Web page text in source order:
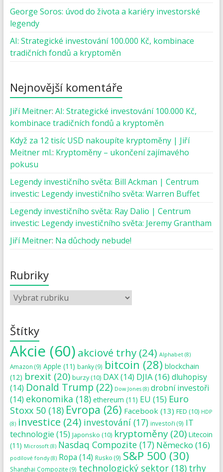
George Soros: úvod do života a kariéry investorské
legendy
AI: Strategické investování 100.000 Kč, kombinace
tradičních fondů a kryptoměn
Nejnovější komentáře
Jiří Meitner: AI: Strategické investování 100.000 Kč,
kombinace tradičních fondů a kryptoměn
Když za 12 tisíc USD nakoupíte kryptoměny | Jiří
Meitner ml.: Kryptoměny – ukončení zajímavého
pokusu
Legendy investičního světa: Bill Ackman | Centrum
investic: Legendy investičního světa: Warren Buffet
Legendy investičního světa: Ray Dalio | Centrum
investic: Legendy investičního světa: Jeremy Grantham
Jiří Meitner: Na důchody nebude!
Rubriky
Štítky
Akcie (60) akciové trhy(24) Alphabet(8)
Amazon (9) Apple (11) banky(9) bitcoin (28) blockchain
(12) brexit (20) burzy(10) DAX(14) DJIA(16)dluhopisy
(14) Donald Trump (22) Dow Jones(8) drobní investoři
(14) ekonomika (18) ethereum (11) EU (15) Euro
Stoxx 50(18) Evropa (26) Facebook (13) FED (10) HDP
(8) investice (24) investování(17) investoři (9) IT
technologie (15) Japonsko (10) kryptoměny(20) Litecoin
(11) Microsoft(8) Nasdaq Compozite(17) Německo (16)
podílové fondy(8) Ropa (14) Rusko (9) S&P 500 (30)
Shanghai Compozite (9) technologický sektor(18) trhy